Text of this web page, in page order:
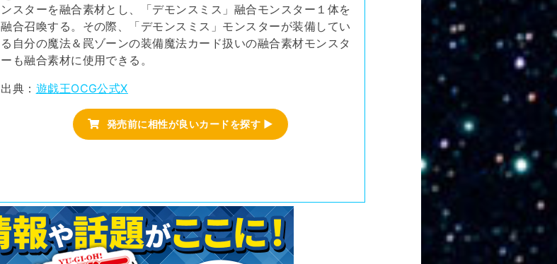
ンスターを融合素材とし、「デモンスミス」融合モンスター１体を
融合召喚する。その際、「デモンスミス」モンスターが装備してい
る自分の魔法＆罠ゾーンの装備魔法カード扱いの融合素材モンスタ
ーも融合素材に使用できる。
出典： 遊戯王OCG公式X
発売前に相性が良いカードを探す ▶